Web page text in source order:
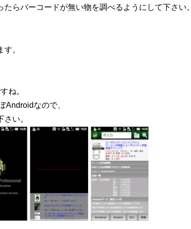
らバーコードが無い物を調べるようにして下さい。
。
ね。
Androidなので、
い。